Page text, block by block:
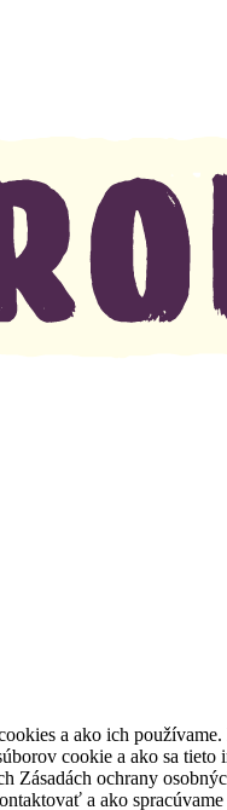
a ako ich
cookie a ako sa
Zásadách ochrany
a ako